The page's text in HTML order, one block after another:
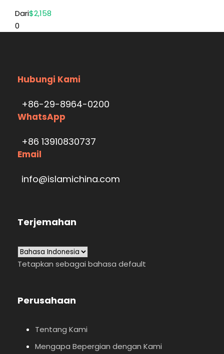
Dari$2,158
0
Hubungi Kami
+86-29-8964-0200
WhatsApp
+86 13910830737
Email
info@islamichina.com
Terjemahan
Tetapkan sebagai bahasa default
Perusahaan
Tentang Kami
Mengapa Bepergian dengan Kami